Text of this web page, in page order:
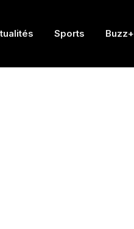
Sports Buzz+